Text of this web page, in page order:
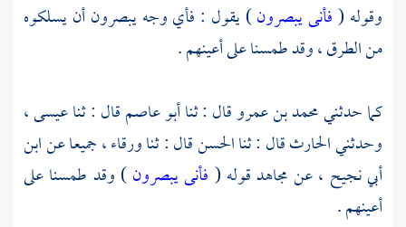
وقوله (فأنى يبصرون) يقول : فأي وجه يبصرون أن يسلكوه
من الطرق ، وقد طمسنا على أعينهم .
كما حدثنيمحمد بن عمروقال : ثناأبو عاصمقال : ثناعيسى،
وحدثنيالحارثقال : ثناالحسنقال : ثناورقاء ،جميعا عنابن
أبي نجيح ،عنمجاهدقوله ( فأنى يبصرون) وقد طمسنا على
أعينهم .